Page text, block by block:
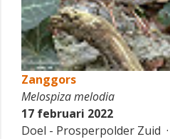
Zanggors
Melospiza melodia
17 februari 2022
Doel - Prosperpolder Zuid ·